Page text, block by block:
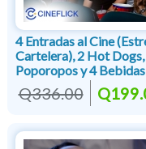
4 Entradas al Cine
Cartelera), 2 Hot Dogs,
Poporopos y 4 Bebidas
Q336.00